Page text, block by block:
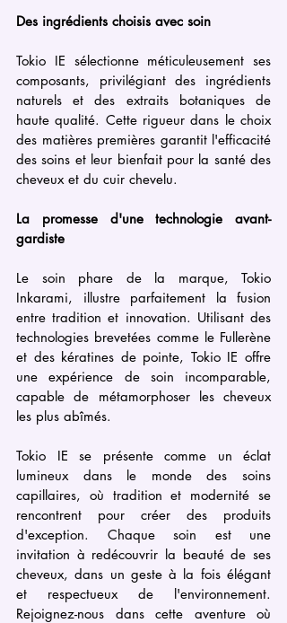
Des ingrédients choisis avec soin
Tokio IE sélectionne méticuleusement ses
composants, privilégiant des ingrédients
naturels et des extraits botaniques de
haute qualité. Cette rigueur dans le choix
des matières premières garantit l'efficacité
des soins et leur bienfait pour la santé des
cheveux et du cuir chevelu.
La promesse d'une technologie avant-
gardiste
Le soin phare de la marque, Tokio
Inkarami, illustre parfaitement la fusion
entre tradition et innovation. Utilisant des
technologies brevetées comme le Fullerène
et des kératines de pointe, Tokio IE offre
une expérience de soin incomparable,
capable de métamorphoser les cheveux
les plus abîmés.
Tokio IE se présente comme un éclat
lumineux dans le monde des soins
capillaires, où tradition et modernité se
rencontrent pour créer des produits
d'exception. Chaque soin est une
invitation à redécouvrir la beauté de ses
cheveux, dans un geste à la fois élégant
et respectueux de l'environnement.
Rejoignez-nous dans cette aventure où